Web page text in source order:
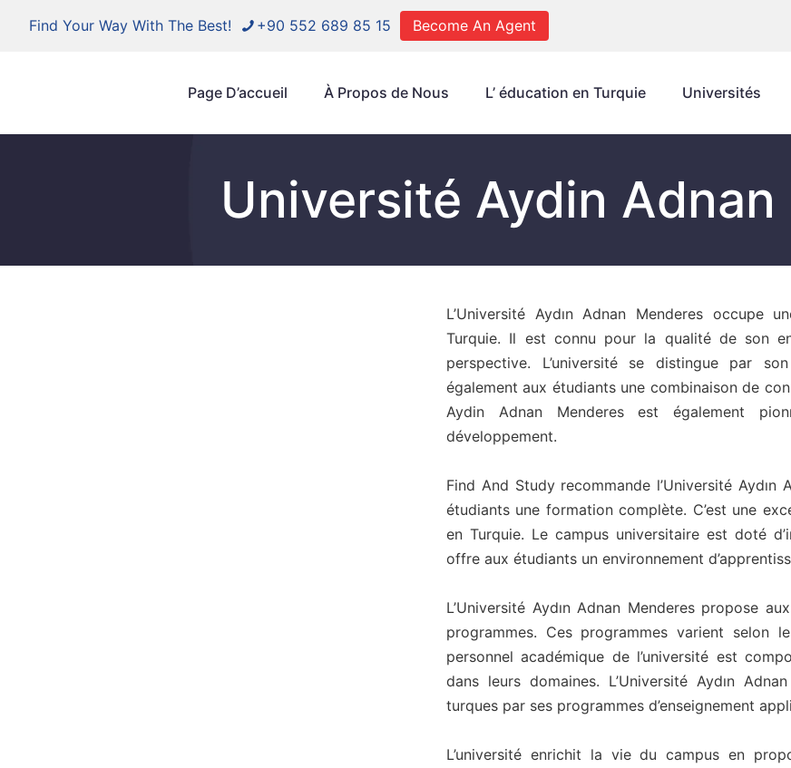
Find Your Way With The Best! +90 552 689 85 15 Become An Agent
Page D’accueil À Propos de Nous L’ éducation en Turquie Universités
Université Aydin
L’Université Aydın Adnan Menderes occupe
Turquie. Il est connu pour la qualité de son
perspective. L’université se distingue par
également aux étudiants une combinaison de
Aydin Adnan Menderes est également
développement.
Find And Study recommande l’Université
étudiants une formation complète. C’est une
en Turquie. Le campus universitaire est doté
offre aux étudiants un environnement
L’Université Aydın Adnan Menderes propose
programmes. Ces programmes varient selon
personnel académique de l’université est
dans leurs domaines. L’Université Aydın
turques par ses programmes d’enseignement
L’université enrichit la vie du campus en